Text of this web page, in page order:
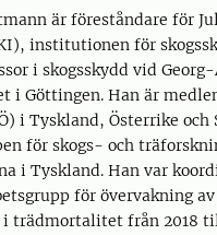
är föreståndare för
institutionen för
i skogsskydd vid
i Göttingen. Han är
i Tyskland, Österrike och
för skogs- och
i Tyskland. Han var
för övervakning
i trädmortalitet från 2018